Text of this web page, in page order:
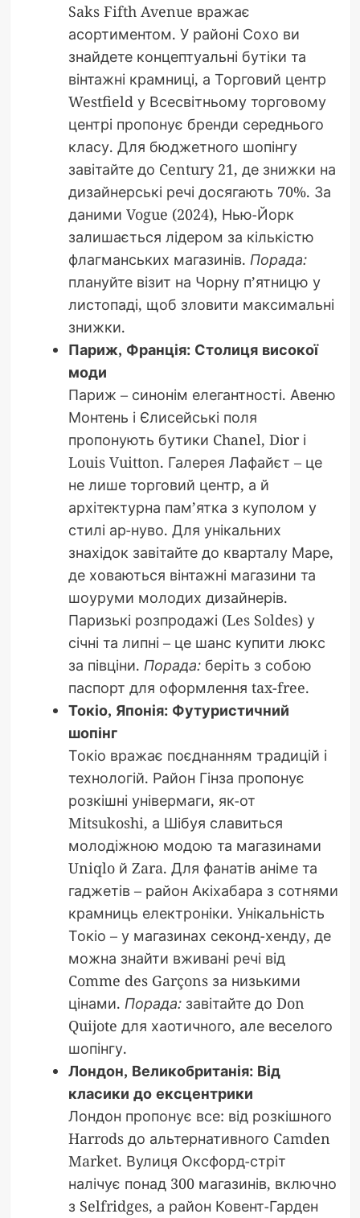
Saks Fifth Avenue вражає
асортиментом. У районі Сохо ви
знайдете концептуальні бутіки та
вінтажні крамниці, а Торговий центр
Westfield у Всесвітньому торговому
центрі пропонує бренди середнього
класу. Для бюджетного шопінгу
завітайте до Century 21, де знижки на
дизайнерські речі досягають 70%. За
даними Vogue (2024), Нью-Йорк
залишається лідером за кількістю
флагманських магазинів. Порада:
плануйте візит на Чорну п’ятницю у
листопаді, щоб зловити максимальні
знижки.
Париж, Франція: Столиця високої
моди
Париж – синонім елегантності. Авеню
Монтень і Єлисейські поля
пропонують бутики Chanel, Dior і
Louis Vuitton. Галерея Лафайєт – це
не лише торговий центр, а й
архітектурна пам’ятка з куполом у
стилі ар-нуво. Для унікальних
знахідок завітайте до кварталу Маре,
де ховаються вінтажні магазини та
шоуруми молодих дизайнерів.
Паризькі розпродажі (Les Soldes) у
січні та липні – це шанс купити люкс
за півціни. Порада:беріть з собою
паспорт для оформлення tax-free.
Токіо, Японія: Футуристичний
шопінг
Токіо вражає поєднанням традицій і
технологій. Район Гінза пропонує
розкішні універмаги, як-от
Mitsukoshi, а Шібуя славиться
молодіжною модою та магазинами
Uniqlo й Zara. Для фанатів аніме та
гаджетів – район Акіхабара з сотнями
крамниць електроніки. Унікальність
Токіо – у магазинах секонд-хенду, де
можна знайти вживані речі від
Comme des Garçons за низькими
цінами. Порада:завітайте до Don
Quijote для хаотичного, але веселого
шопінгу.
Лондон, Великобританія: Від
класики до ексцентрики
Лондон пропонує все: від розкішного
Harrods до альтернативного Camden
Market. Вулиця Оксфорд-стріт
налічує понад 300 магазинів, включно
з Selfridges, а район Ковент-Гарден